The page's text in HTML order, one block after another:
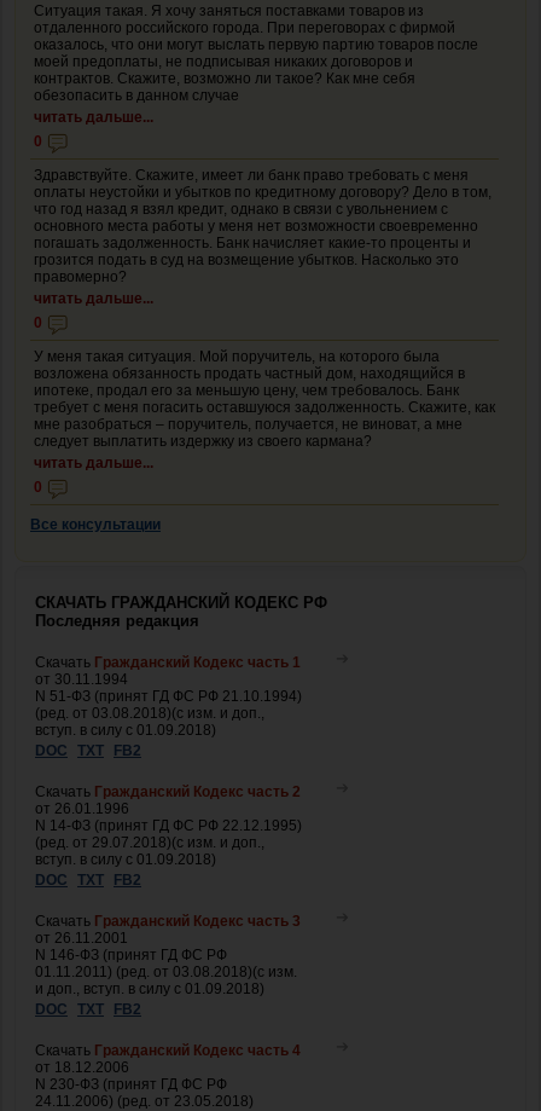
Ситуация такая. Я хочу заняться поставками товаров из
отдаленного российского города. При переговорах с фирмой
оказалось, что они могут выслать первую партию товаров после
моей предоплаты, не подписывая никаких договоров и
контрактов. Скажите, возможно ли такое? Как мне себя
обезопасить в данном случае
читать дальше...
0
Здравствуйте. Скажите, имеет ли банк право требовать с меня
оплаты неустойки и убытков по кредитному договору? Дело в том,
что год назад я взял кредит, однако в связи с увольнением с
основного места работы у меня нет возможности своевременно
погашать задолженность. Банк начисляет какие-то проценты и
грозится подать в суд на возмещение убытков. Насколько это
правомерно?
читать дальше...
0
У меня такая ситуация. Мой поручитель, на которого была
возложена обязанность продать частный дом, находящийся в
ипотеке, продал его за меньшую цену, чем требовалось. Банк
требует с меня погасить оставшуюся задолженность. Скажите, как
мне разобраться – поручитель, получается, не виноват, а мне
следует выплатить издержку из своего кармана?
читать дальше...
0
Все консультации
СКАЧАТЬ ГРАЖДАНСКИЙ КОДЕКС РФ
Последняя редакция
Скачать Гражданский Кодекс часть 1
от 30.11.1994
N 51-ФЗ (принят ГД ФС РФ 21.10.1994)
(ред. от 03.08.2018)(с изм. и доп.,
вступ. в силу с 01.09.2018)
DOC
TXT FB2
Скачать Гражданский Кодекс часть 2
от 26.01.1996
N 14-ФЗ (принят ГД ФС РФ 22.12.1995)
(ред. от 29.07.2018)(с изм. и доп.,
вступ. в силу с 01.09.2018)
DOC
TXT FB2
Скачать Гражданский Кодекс часть 3
от 26.11.2001
N 146-ФЗ (принят ГД ФС РФ
01.11.2011) (ред. от 03.08.2018)(с изм.
и доп., вступ. в силу с 01.09.2018)
DOC
TXT FB2
Скачать Гражданский Кодекс часть 4
от 18.12.2006
N 230-ФЗ (принят ГД ФС РФ
24.11.2006) (ред. от 23.05.2018)